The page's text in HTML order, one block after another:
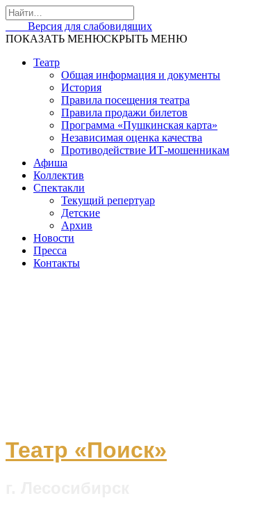
Skip
to
content
Версия для слабовидящих
ПОКАЗАТЬ МЕНЮСКРЫТЬ МЕНЮ
Театр
Общая информация и документы
История
Правила посещения театра
Правила продажи билетов
Программа «Пушкинская карта»
Независимая оценка качества
Противодействие ИТ-мошенникам
Афиша
Коллектив
Спектакли
Текущий репертуар
Детские
Архив
Новости
Пресса
Контакты
Театр «Поиск»